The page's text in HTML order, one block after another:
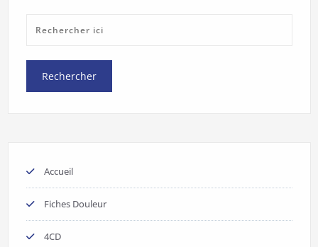
Accueil
Fiches Douleur
4CD